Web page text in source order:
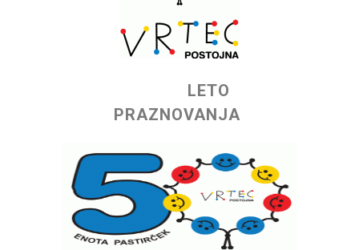
LETO
PRAZNOVANJA